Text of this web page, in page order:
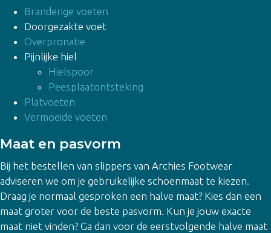
Branderige voeten
Doorgezakte voet
Overpronatie
Pijnlijke hiel
Hielspoor
Peesplaatontsteking
Platvoeten
Vermoeide voeten
Maat en pasvorm
Bij het bestellen van slippers van Archies Footwear
adviseren we om je gebruikelijke schoenmaat te kiezen.
Draag je normaal gesproken een halve maat? Kies dan een
maat groter voor de beste pasvorm. Kun je jouw exacte
maat niet vinden? Ga dan voor de eerstvolgende halve maat